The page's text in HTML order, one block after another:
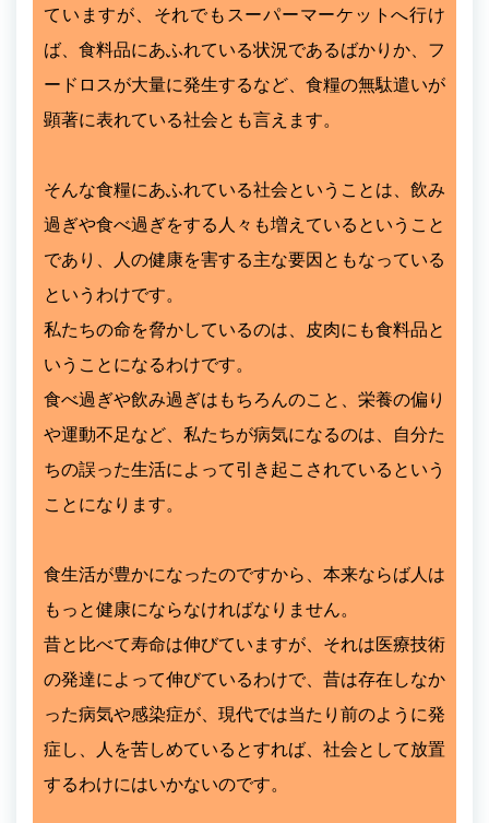
ていますが、それでもスーパーマーケットへ行け
ば、食料品にあふれている状況であるばかりか、フ
ードロスが大量に発生するなど、食糧の無駄遣いが
顕著に表れている社会とも言えます。
そんな食糧にあふれている社会ということは、飲み
過ぎや食べ過ぎをする人々も増えているということ
であり、人の健康を害する主な要因ともなっている
というわけです。
私たちの命を脅かしているのは、皮肉にも食料品と
いうことになるわけです。
食べ過ぎや飲み過ぎはもちろんのこと、栄養の偏り
や運動不足など、私たちが病気になるのは、自分た
ちの誤った生活によって引き起こされているという
ことになります。
食生活が豊かになったのですから、本来ならば人は
もっと健康にならなければなりません。
昔と比べて寿命は伸びていますが、それは医療技術
の発達によって伸びているわけで、昔は存在しなか
った病気や感染症が、現代では当たり前のように発
症し、人を苦しめているとすれば、社会として放置
するわけにはいかないのです。